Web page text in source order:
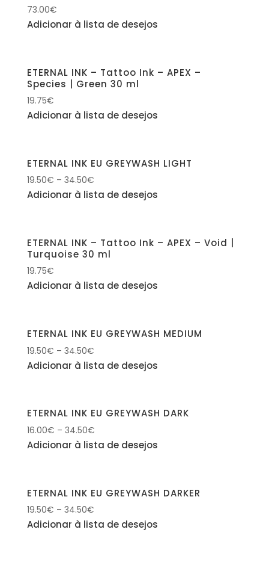
73.00€
Adicionar à lista de desejos
ETERNAL INK – Tattoo Ink – APEX –
Species | Green 30 ml
19.75€
Adicionar à lista de desejos
ETERNAL INK EU GREYWASH LIGHT
19.50€ – 34.50€
Adicionar à lista de desejos
ETERNAL INK – Tattoo Ink – APEX – Void |
Turquoise 30 ml
19.75€
Adicionar à lista de desejos
ETERNAL INK EU GREYWASH MEDIUM
19.50€ – 34.50€
Adicionar à lista de desejos
ETERNAL INK EU GREYWASH DARK
16.00€ – 34.50€
Adicionar à lista de desejos
ETERNAL INK EU GREYWASH DARKER
19.50€ – 34.50€
Adicionar à lista de desejos